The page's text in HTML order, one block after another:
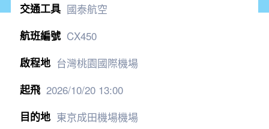
國泰航空
CX450
台灣桃園國際機場
2026/10/2013:00
東京成田機場機場